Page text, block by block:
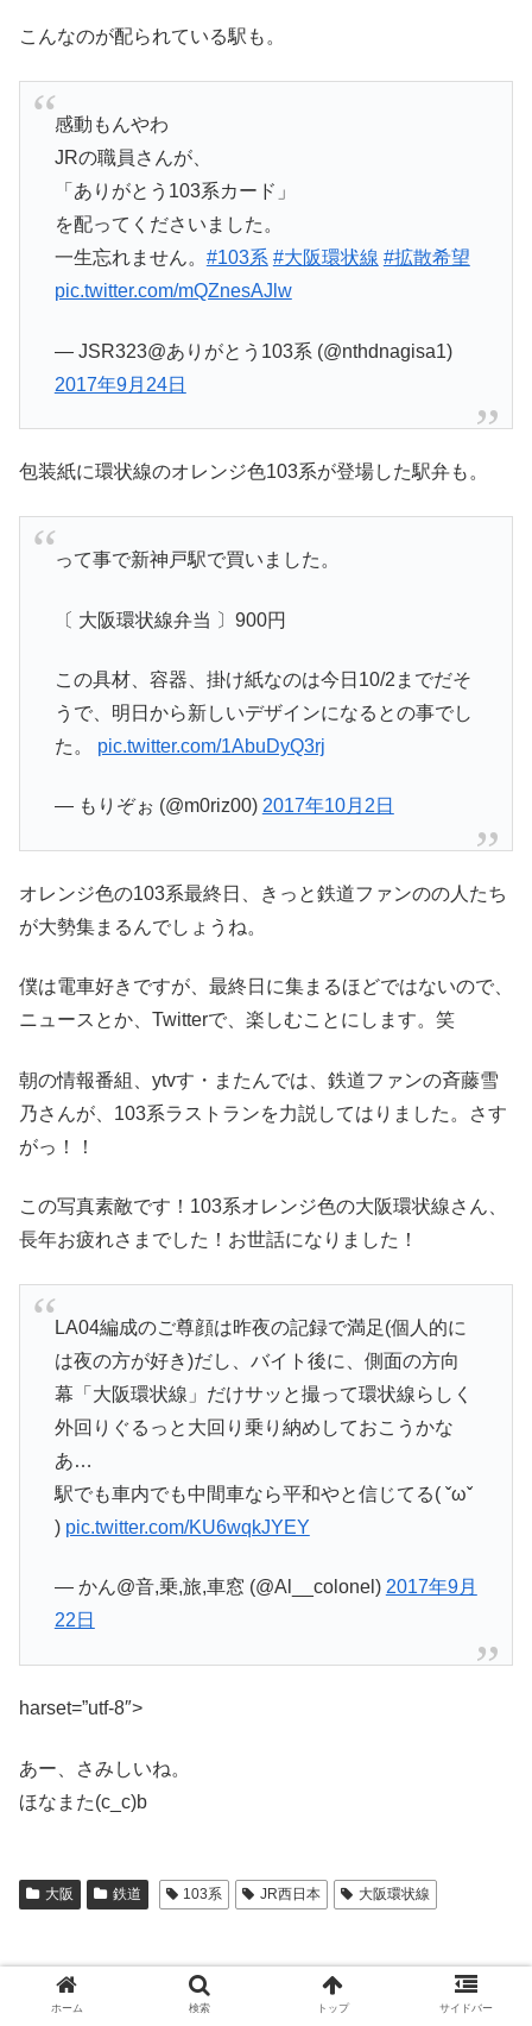
こんなのが配られている駅も。
感動もんやわ
JRの職員さんが、
「ありがとう103系カード」
を配ってくださいました。
一生忘れません。 #103系 #大阪環状線 #拡散希望
pic.twitter.com/mQZnesAJlw
— JSR323@ありがとう103系 (@nthdnagisa1)
2017年9月24日
包装紙に環状線のオレンジ色103系が登場した駅弁も。
って事で新神戸駅で買いました。
〔 大阪環状線弁当 〕900円
この具材、容器、掛け紙なのは今日10/2までだそ
うで、明日から新しいデザインになるとの事でし
た。 pic.twitter.com/1AbuDyQ3rj
— もりぞぉ (@m0riz00) 2017年10月2日
オレンジ色の103系最終日、きっと鉄道ファンのの人たち
が大勢集まるんでしょうね。
僕は電車好きですが、最終日に集まるほどではないので、
ニュースとか、Twitterで、楽しむことにします。笑
朝の情報番組、ytvす・またんでは、鉄道ファンの斉藤雪
乃さんが、103系ラストランを力説してはりました。さす
がっ！！
この写真素敵です！103系オレンジ色の大阪環状線さん、
長年お疲れさまでした！お世話になりました！
LA04編成のご尊顔は昨夜の記録で満足(個人的に
は夜の方が好き)だし、バイト後に、側面の方向
幕「大阪環状線」だけサッと撮って環状線らしく
外回りぐるっと大回り乗り納めしておこうかな
あ…
駅でも車内でも中間車なら平和やと信じてる( ˇωˇ
) pic.twitter.com/KU6wqkJYEY
— かん@音,乗,旅,車窓 (@Al__colonel) 2017年9月
22日
harset=”utf-8″>
あー、さみしいね。
ほなまた(c_c)b
大阪 鉄道 103系 JR西日本 大阪環状線
ホーム 検索 トップ サイドバー